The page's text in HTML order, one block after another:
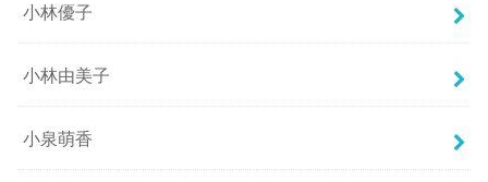
小林優子
小林由美子
小泉萌香